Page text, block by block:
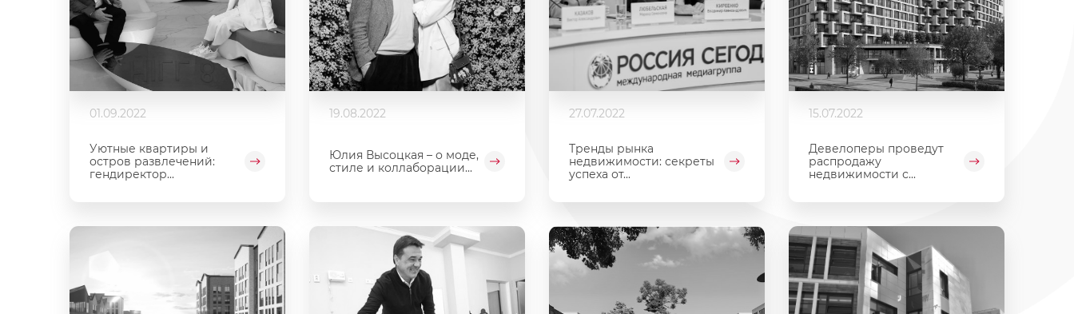
01.09.2022
Уютные квартиры и
остров развлечений:
гендиректор...
19.08.2022
Юлия Высоцкая – о моде,
стиле и коллаборации...
27.07.2022
Тренды рынка
недвижимости: секреты
успеха от...
15.07.2022
Девелоперы проведут
распродажу
недвижимости с...